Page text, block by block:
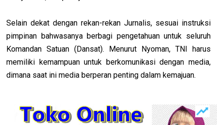
Selain dekat dengan rekan-rekan Jurnalis, sesuai instruksi
pimpinan bahwasanya berbagi pengetahuan untuk seluruh
Komandan Satuan (Dansat). Menurut Nyoman, TNI harus
memiliki kemampuan untuk berkomunikasi dengan media,
dimana saat ini media berperan penting dalam kemajuan.